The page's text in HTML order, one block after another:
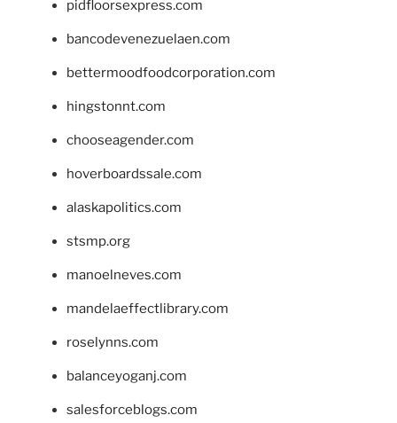
pidfloorsexpress.com
bancodevenezuelaen.com
bettermoodfoodcorporation.com
hingstonnt.com
chooseagender.com
hoverboardssale.com
alaskapolitics.com
stsmp.org
manoelneves.com
mandelaeffectlibrary.com
roselynns.com
balanceyoganj.com
salesforceblogs.com